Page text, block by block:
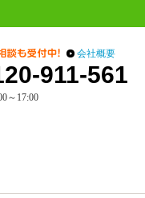
会社概要
911-561
～17:00